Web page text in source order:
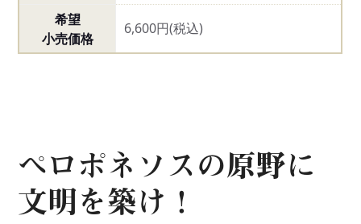
希望
小売価格
6,600円(税込)
ペロポネソスの原野に
文明を築け！